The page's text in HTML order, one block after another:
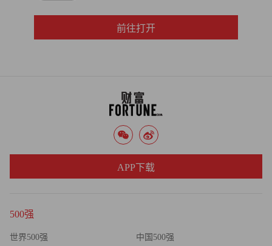
前往打开
500强
世界500强 中国500强
APP下载